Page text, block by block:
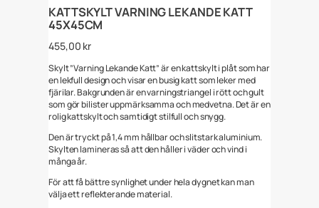
KATTSKYLT VARNING LEKANDE KATT
45X45CM
455,00 kr
Skylt ”Varning Lekande Katt” är en kattskylt i plåt som har
en lekfull design och visar en busig katt som leker med
fjärilar. Bakgrunden är en varningstriangel i rött och gult
som gör bilister uppmärksamma och medvetna. Det är en
rolig kattskylt och samtidigt stilfull och snygg.
Den är tryckt på 1,4 mm hållbar och slitstark aluminium.
Skylten lamineras så att den håller i väder och vind i
många år.
För att få bättre synlighet under hela dygnet kan man
välja ett reflekterande material.